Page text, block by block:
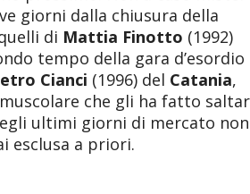
giorni dalla chiusura della
di Mattia Finotto (1992)
tempo della gara d’esordio
Cianci (1996) del Catania,
che gli ha fatto
ultimi giorni di mercato non
esclusa a priori.